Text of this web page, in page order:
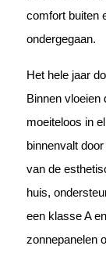
comfort buiten
ondergegaan.
Het hele jaar
Binnen vloeien
moeiteloos in
binnenvalt
van de
huis,
een klasse A
zonnepanelen